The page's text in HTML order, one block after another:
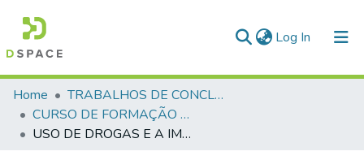
Log In (current)
Communities & Collections
All of DSpace
Home
TRABALHOS DE CONCLUSÃO DE CURSO - CFP (CURSO DE FORMAÇÃO DE PRAÇAS)
CURSO DE FORMAÇÃO DE PRAÇAS - CFP - 2018
USO DE DROGAS E A IMPORTÂNCIA DO PROCEDIMENTO POLICIAL MILITAR